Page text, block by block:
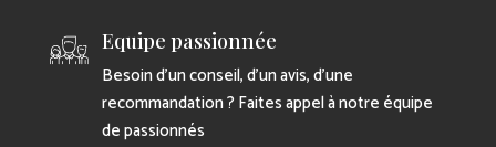
Equipe passionnée
Besoin d’un conseil, d’un avis, d’une
recommandation ? Faites appel à notre équipe
de passionnés